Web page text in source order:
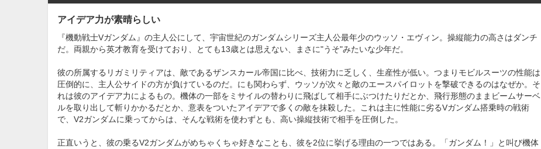
アイデア力が素晴らしい
『機動戦士Vガンダム』の主人公にして、宇宙世紀のガンダムシリーズ主人公最年少のウッソ・エヴィン。操縦能力の高さはダンチ
だ。両親から英才教育を受けており、とても13歳とは思えない、まさに"うそ"みたいな少年だ。
彼の所属するリガミリティアは、敵であるザンスカール帝国に比べ、技術力に乏しく、生産性が低い。つまりモビルスーツの性能は
圧倒的に、主人公サイドの方が負けているのだ。にも関わらず、ウッソが次々と敵のエースパイロットを撃破できるのはなぜか。そ
れは彼のアイデア力によるもの。機体の一部をミサイルの替わりに飛ばして相手にぶつけたりだとか、飛行形態のままビームサーベ
ルを取り出して斬りかかるだとか、意表をついたアイデアで多くの敵を抹殺した。これは主に性能に劣るVガンダム搭乗時の戦術
で、V2ガンダムに乗ってからは、そんな戦術を使わずとも、高い操縦技術で相手を圧倒した。
正直いうと、彼の乗るV2ガンダムがめちゃくちゃ好きなことも、彼を2位に挙げる理由の一つではある。「ガンダム！」と叫び機体